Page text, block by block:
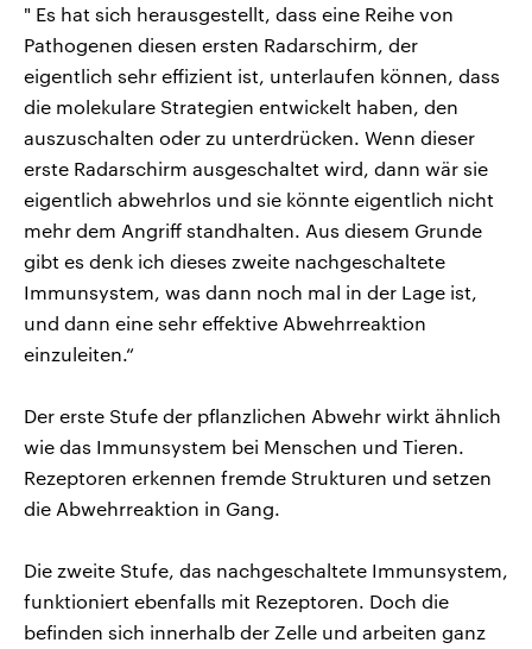
" Es hat sich herausgestellt, dass eine Reihe von
Pathogenen diesen ersten Radarschirm, der
eigentlich sehr effizient ist, unterlaufen können, dass
die molekulare Strategien entwickelt haben, den
auszuschalten oder zu unterdrücken. Wenn dieser
erste Radarschirm ausgeschaltet wird, dann wär sie
eigentlich abwehrlos und sie könnte eigentlich nicht
mehr dem Angriff standhalten. Aus diesem Grunde
gibt es denk ich dieses zweite nachgeschaltete
Immunsystem, was dann noch mal in der Lage ist,
und dann eine sehr effektive Abwehrreaktion
einzuleiten.“
Der erste Stufe der pflanzlichen Abwehr wirkt ähnlich
wie das Immunsystem bei Menschen und Tieren.
Rezeptoren erkennen fremde Strukturen und setzen
die Abwehrreaktion in Gang.
Die zweite Stufe, das nachgeschaltete Immunsystem,
funktioniert ebenfalls mit Rezeptoren. Doch die
befinden sich innerhalb der Zelle und arbeiten ganz